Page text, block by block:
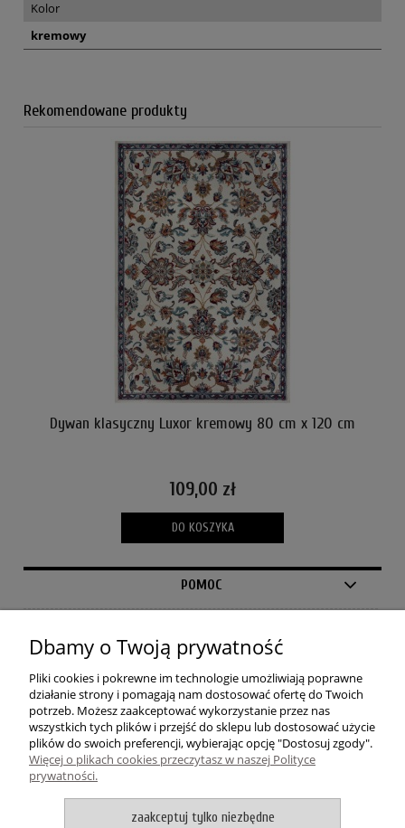
Kolor
kremowy
Rekomendowane produkty
Dywan klasyczny Luxor kremowy 80 cm x 120 cm
109,00 zł
DO KOSZYKA
POMOC
PŁATNOŚCI I DOSTAWA
INFORMACJE
O NAS
Dbamy o Twoją prywatność
Pliki cookies i pokrewne im technologie umożliwiają poprawne
działanie strony i pomagają nam dostosować ofertę do Twoich
potrzeb. Możesz zaakceptować wykorzystanie przez nas
wszystkich tych plików i przejść do sklepu lub dostosować użycie
plików do swoich preferencji, wybierając opcję "Dostosuj zgody".
Więcej o plikach cookies przeczytasz w naszej Polityce
prywatności.
zaakceptuj tylko niezbędne